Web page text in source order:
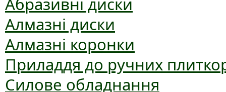
Алмазні диски
Алмазні коронки
Приладдя до ручних
Силове обладнання